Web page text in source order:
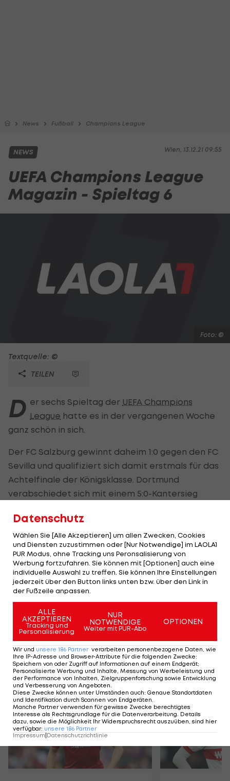
News Fußball Champions League
Wien, 13.12.21 09:55
NEWS
UEFA Champions League
Magazin - Spieltag 6
Foto: ©
Textquelle: ©
TEILEN
D er sechs Spieltag der UEFA Champions
League hatte es in der vergangenen Woche
ganz schön in sich.
Der FC Salzburg gewinnt daheim 1:0 gegen den FC
Sevilla und qualifiziert sich damit erstmals für das
Achtelfinale der Königsklasse. Dortmund
verabschiedet sich mit einem 5:0-Kantersieg
vergangenen Spieltag noch einmal Revue
passieren lassen. Viel Spaß!
Der legendäre Durchmarsch des FC
Wacker Tirol I #Zwarakonferenz History
Zwarakonferenz
Mehr zum Thema
Datenschutz
Wählen Sie [Alle Akzeptieren] um allen Zwecken, Cookies
und Diensten zuzustimmen oder [Nur Notwendige] im LAOLA1
PUR Modus, ohne Tracking uns Peronsalisierung von
Werbung fortzufahren. Sie können mit [Optionen] auch eine
individuelle Auswahl zu treffen. Sie können Ihre Einstellungen
jederzeit über den Button links unten bzw. über den Link in
der Fußzeile anpassen.
ALLE
AKZEPTIEREN
Tracking und
Personalisierung
NUR
NOTWENDIGE
Weiter mit PUR-Abo
OPTIONEN
Wir und unsere 186 Partner verarbeiten personenbezogene Daten, wie
Ihre IP-Adresse und Browser-Attribute für die folgenden Zwecke:
Speichern von oder Zugriff auf Informationen auf einem Endgerät;
Personalisierte Werbung und Inhalte, Messung von Werbeleistung und
der Performance von Inhalten, Zielgruppenforschung sowie Entwicklung
und Verbesserung von Angeboten
Diese Zwecke können unter Umständen auch: Genaue Standortdaten
und Identifikation durch Scannen von Endgeräten
Manche Partner verwenden für gewisse Zwecke berechtigtes
Interesse als Rechtsgrundlage für die Datenverarbeitung. Details
dazu, sowie die Möglichkeit Ihr Widerspruchsrecht auszuüben, sind hier
verfügbar: unsere 186 Partner
Impressum|Datenschutzrichtlinie